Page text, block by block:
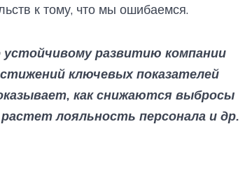
к тому, что мы ошибаемся.
развитию компании
ключевых показателей
как снижаются выбросы
лояльность персонала и др.